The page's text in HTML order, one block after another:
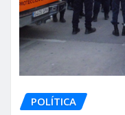
POLÍTICA